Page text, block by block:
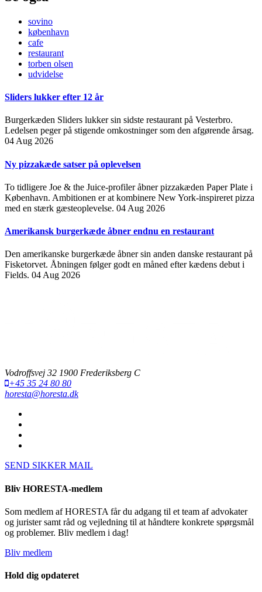
sovino
københavn
cafe
restaurant
torben olsen
udvidelse
Sliders lukker efter 12 år
Burgerkæden Sliders lukker sin sidste restaurant på Vesterbro.
Ledelsen peger på stigende omkostninger som den afgørende årsag.
04 Aug 2026
Ny pizzakæde satser på oplevelsen
To tidligere Joe & the Juice-profiler åbner pizzakæden Paper Plate i
København. Ambitionen er at kombinere New York-inspireret pizza
med en stærk gæsteoplevelse. 04 Aug 2026
Amerikansk burgerkæde åbner endnu en restaurant
Den amerikanske burgerkæde åbner sin anden danske restaurant på
Fisketorvet. Åbningen følger godt en måned efter kædens debut i
Fields. 04 Aug 2026
Vodroffsvej 32 1900 Frederiksberg C
+45 35 24 80 80
horesta@horesta.dk
SEND SIKKER MAIL
Bliv HORESTA-medlem
Som medlem af HORESTA får du adgang til et team af advokater
og jurister samt råd og vejledning til at håndtere konkrete spørgsmål
og problemer. Bliv medlem i dag!
Bliv medlem
Hold dig opdateret